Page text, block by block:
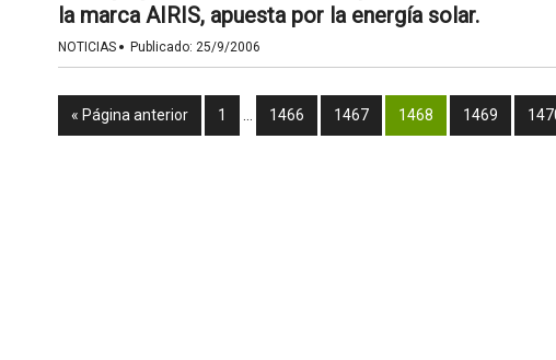
la marca AIRIS, apuesta por la energía solar.
NOTICIAS · Publicado: 25/9/2006
« Página anterior 1 1466 1467 1468 1469